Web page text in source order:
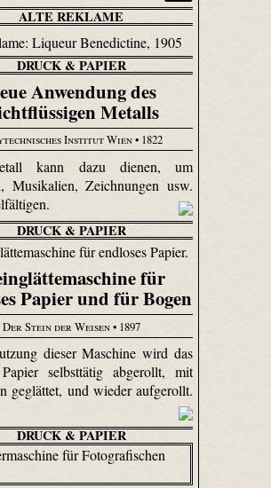
ALTE REKLAME
DRUCK & PAPIER
Anwendung des
Metalls
Institut Wien• 1822
kann dazu dienen, um
Musikalien, Zeichnungen usw.
DRUCK & PAPIER
für
Papier und für Bogen
Der Stein der Weisen• 1897
dieser Maschine wird das
selbsttätig abgerollt, mit
geglättet, und wieder aufgerollt.
DRUCK & PAPIER